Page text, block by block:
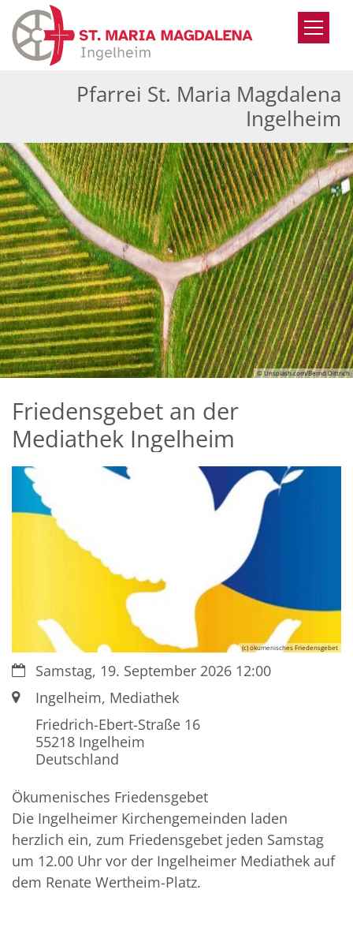
Zum Inhalt springen
Pfarrei St. Maria Magdalena
Ingelheim
© Unsplash.com/Bernd Dittrich
Friedensgebet an der
Mediathek Ingelheim
(c) ökumenisches Friedensgebet
Datum:Samstag, 19. September 2026 12:00
Ort: Ingelheim, Mediathek
Friedrich-Ebert-Straße 16
55218 Ingelheim
Deutschland
Ökumenisches Friedensgebet
Die Ingelheimer Kirchengemeinden laden
herzlich ein, zum Friedensgebet jeden Samstag
um 12.00 Uhr vor der Ingelheimer Mediathek auf
dem Renate Wertheim-Platz.